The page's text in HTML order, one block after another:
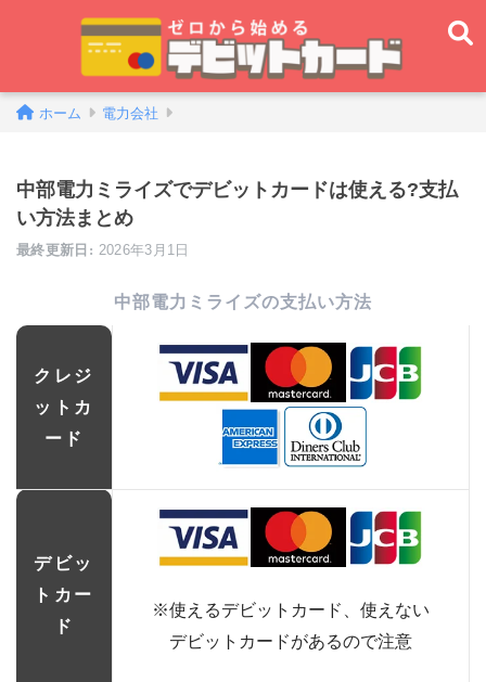
ホーム 電力会社
中部電力ミライズでデビットカードは使える?支払
い方法まとめ
2026年3月1日
中部電力ミライズの支払い方法
クレジ
ットカ
ード
デビッ
トカー
ド
※使えるデビットカード、使えない
デビットカードがあるので注意